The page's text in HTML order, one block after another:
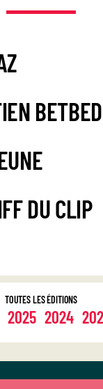
DU CLIP
TOUTES LES ÉDITIONS
2025 2024